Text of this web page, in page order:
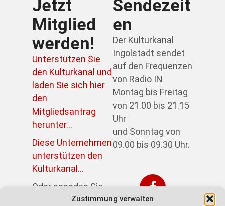
Zustimmung verwalten
Jetzt
Mitglied
werden!
Unterstützen Sie
den Kulturkanal und
laden Sie sich hier
den
Mitgliedsantrag
herunter...
Diese Unternehmen
unterstützen den
Kulturkanal...
Oder spenden Sie
direkt über PayPal:
Sendezeit
en
Der Kulturkanal
Ingolstadt sendet
auf den Frequenzen
von Radio IN
Montag bis Freitag
von 21.00 bis 21.15
Uhr
und Sonntag von
09.00 bis 09.30 Uhr.